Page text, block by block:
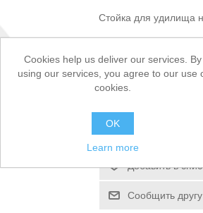
Стойка для удилища
120,00 ₽
Добавить в
Сообщить другу
Cookies help us deliver our services. By
using our services, you agree to our use
cookies.
OK
Learn more